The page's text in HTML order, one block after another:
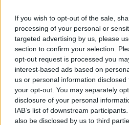
If you wish to opt-out of the sale,
processing of your personal or
targeted advertising by us, please
section to confirm your selection.
opt-out request is processed you
interest-based ads based on
us or personal information
your opt-out. You may separately
disclosure of your personal
IAB’s list of downstream
also be disclosed by us to third